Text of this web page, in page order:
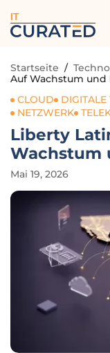
IT
Startseite /
Auf Wachstum und
CLOUD
DIGITALE
NETZWERK
Liberty
Wachstum
Mai 19, 2026